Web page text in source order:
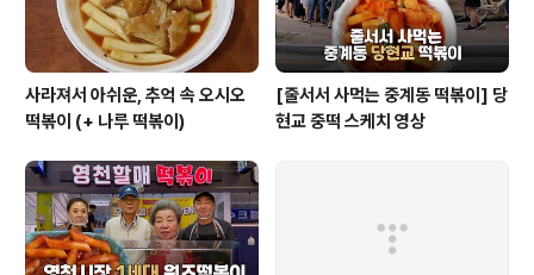
사라져서 아쉬운, 추억 속 오시오
떡볶이 (+ 나루 떡볶이)
[줄서서 사먹는 중계동 떡볶이] 당
현교 중떡 스케치 영상